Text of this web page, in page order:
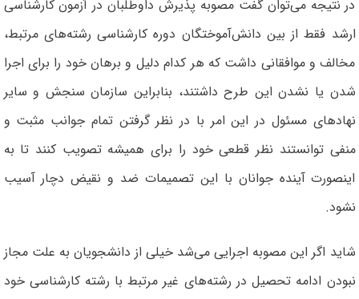
در نتیجه می‌توان گفت مصوبه پذیرش داوطلبان در آزمون کارشناسی
ارشد فقط از بین دانش‌آموختگان دوره کارشناسی رشته‌های مرتبط،
مخالف و موافقانی داشت که هر کدام دلیل و برهان خود را برای اجرا
شدن یا نشدن این طرح داشتند، بنابراین سازمان سنجش و سایر
نهاد‌های مسئول در این امر با در نظر گرفتن تمام جوانب مثبت و
منفی توانستند نظر قطعی خود را برای همیشه تصویب کنند تا به
اینصورت آینده جوانان با این تصمیمات ضد و نقیض دچار آسیب
نشود.
شاید اگر این مصوبه اجرایی می‌شد خیلی از دانشجویان به علت مجاز
نبودن ادامه تحصیل در رشته‌های غیر مرتبط با رشته کارشناسی خود